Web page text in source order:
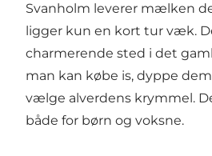
Svanholm leverer mælken
ligger kun en kort tur væk.
charmerende sted i det
man kan købe is, dyppe
vælge alverdens krymmel.
både for børn og voksne.